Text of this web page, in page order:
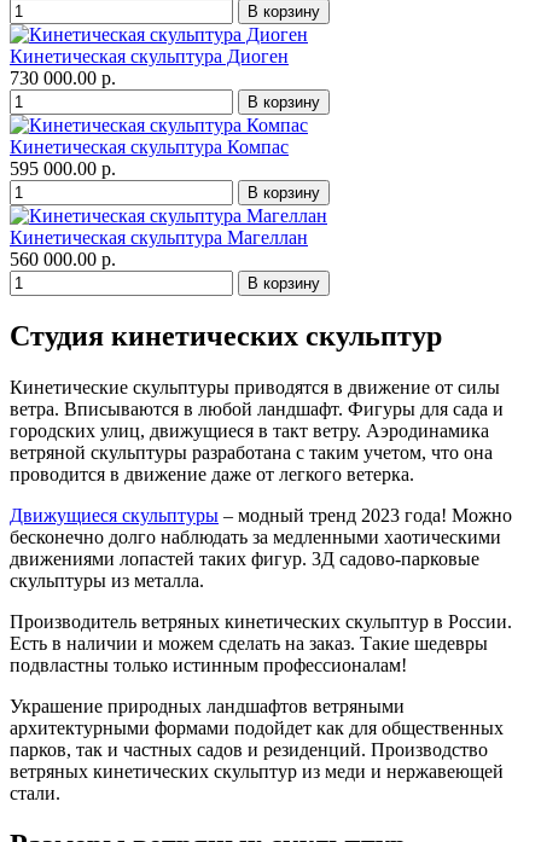
Кинетическая скульптура Диоген
730 000.00 р.
Кинетическая скульптура Компас
595 000.00 р.
Кинетическая скульптура Магеллан
560 000.00 р.
Студия кинетических скульптур
Кинетические скульптуры приводятся в движение от силы
ветра. Вписываются в любой ландшафт. Фигуры для сада и
городских улиц, движущиеся в такт ветру. Аэродинамика
ветряной скульптуры разработана с таким учетом, что она
проводится в движение даже от легкого ветерка.
Движущиеся скульптуры – модный тренд 2023 года! Можно
бесконечно долго наблюдать за медленными хаотическими
движениями лопастей таких фигур. 3Д садово-парковые
скульптуры из металла.
Производитель ветряных кинетических скульптур в России.
Есть в наличии и можем сделать на заказ. Такие шедевры
подвластны только истинным профессионалам!
Украшение природных ландшафтов ветряными
архитектурными формами подойдет как для общественных
парков, так и частных садов и резиденций. Производство
ветряных кинетических скульптур из меди и нержавеющей
стали.